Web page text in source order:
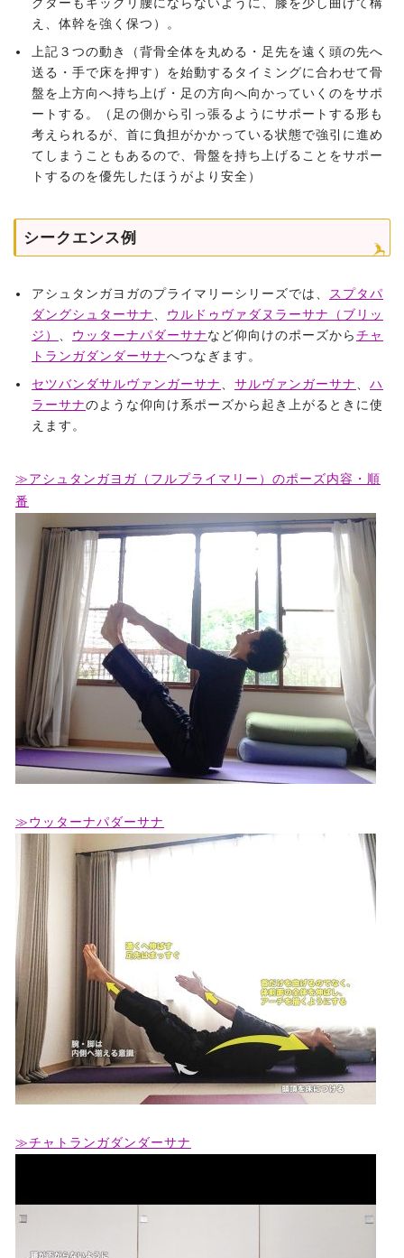
え、体幹を強く保つ）。
上記３つの動き（背骨全体を丸める・足先を遠く頭の先へ
送る・手で床を押す）を始動するタイミングに合わせて骨
盤を上方向へ持ち上げ・足の方向へ向かっていくのをサポ
ートする。（足の側から引っ張るようにサポートする形も
考えられるが、首に負担がかかっている状態で強引に進め
てしまうこともあるので、骨盤を持ち上げることをサポー
トするのを優先したほうがより安全）
シークエンス例
アシュタンガヨガのプライマリーシリーズでは、
スプタパ
ダングシュターサナ
ウルドゥヴァダヌラーサナ（ブリッ
ジ）
ウッターナパダーサナなど仰向けのポーズからチャ
トランガダンダーサナへつなぎます。
セツバンダサルヴァンガーサナ
サルヴァンガーサナ
ハ
ラーサナのような仰向け系ポーズから起き上がるときに使
えます。
≫アシュタンガヨガ（フルプライマリー）のポーズ内容・順
番
≫ウッターナパダーサナ
≫チャトランガダンダーサナ